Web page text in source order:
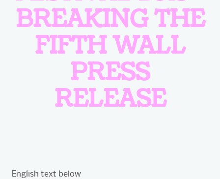
BREAKING THE
FIFTH WALL
PRESS
RELEASE
English text below